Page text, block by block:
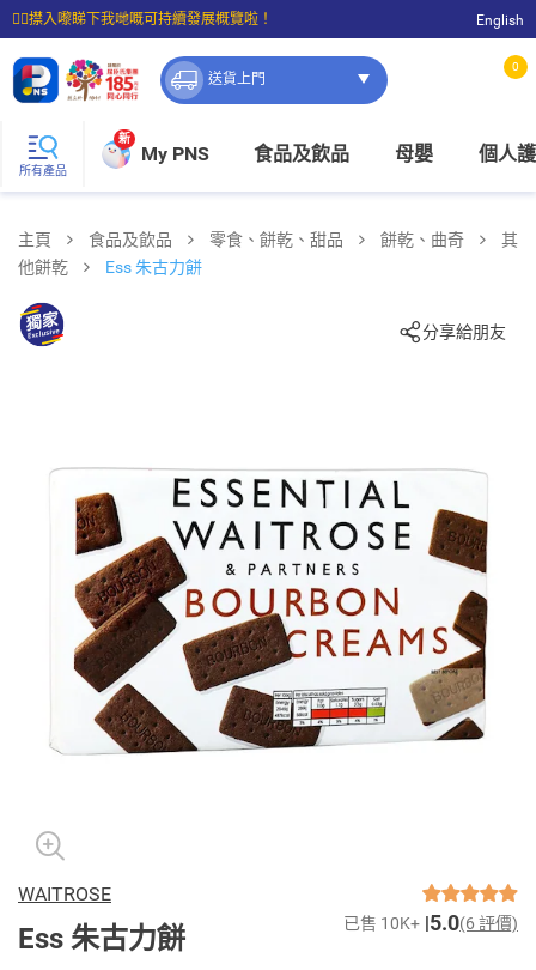
☝🏼㩒入嚟睇下我哋嘅可持續發展概覽啦！
⭐購物滿$399即享免費送貨；滿$100即可免費店取。
English
送貨上門
0
所有產品
新
My PNS 食品及飲品 母嬰 個人
主頁 食品及飲品 零食、餅乾、甜品 餅乾、曲奇
其
他餅乾
Ess 朱古力餅
分享給朋友
WAITROSE
Ess 朱古力餅 已售 10K+ 5.0(6 評價)